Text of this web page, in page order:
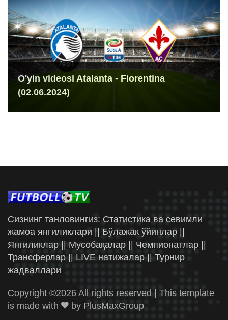
O'yin videosi Atalanta - Fiorentina
(02.06.2024)
Сизнинг танловингиз: Статистика ва севимли
жамоа янгиликлари || Бўлажак ўйинлар ||
Янгиликлар || Мусобақалар || Чемпионатлар ||
Трансферлар || LIVE натижалар || Турнир
жадваллари
Copyright ©2026 All rights reserved | This template
is made with
by PlusMaxGroup